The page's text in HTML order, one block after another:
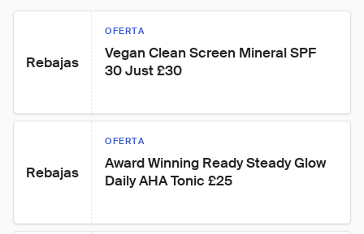
Rebajas
OFERTA
Vegan Clean Screen Mineral SPF
30 Just £30
Rebajas
OFERTA
Award Winning Ready Steady Glow
Daily AHA Tonic £25